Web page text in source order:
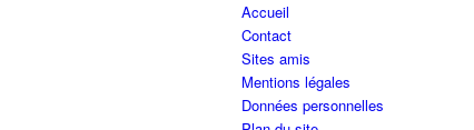
Accueil
Contact
Sites amis
Mentions légales
Données personnelles